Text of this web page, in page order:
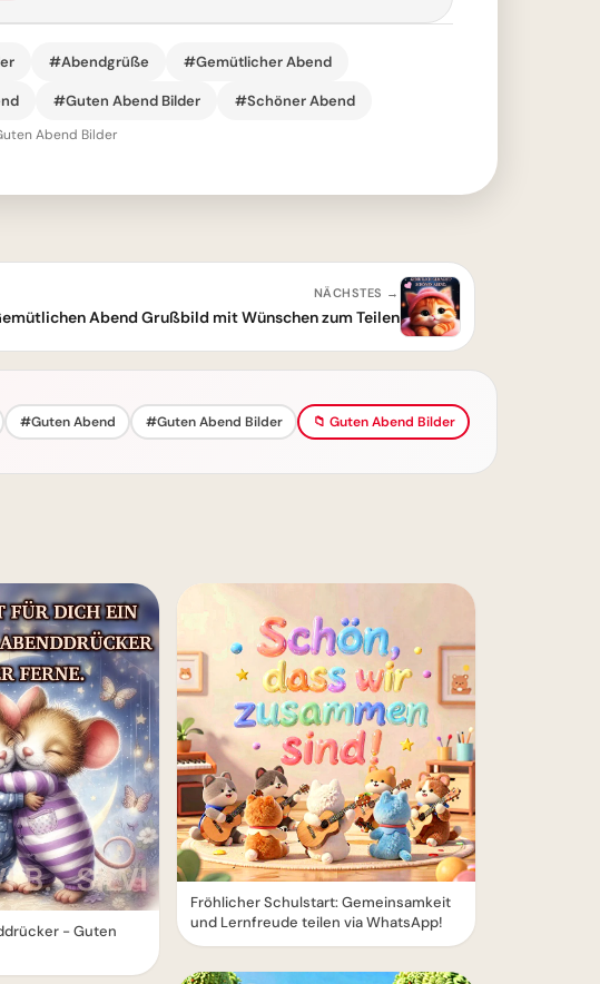
#Abendgrüße #Gemütlicher Abend
#Guten Abend Bilder #Schöner Abend
Abend Bilder
NÄCHSTES →
Abend Grußbild mit Wünschen zum Teilen
#Guten Abend #Guten Abend Bilder 📁 Guten Abend Bilder
- Guten
Fröhlicher Schulstart: Gemeinsamkeit
und Lernfreude teilen via WhatsApp!